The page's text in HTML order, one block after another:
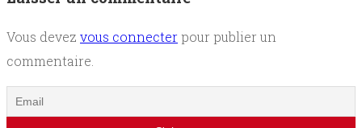
Contact
Vous devez vous connecterpour publier un
commentaire.